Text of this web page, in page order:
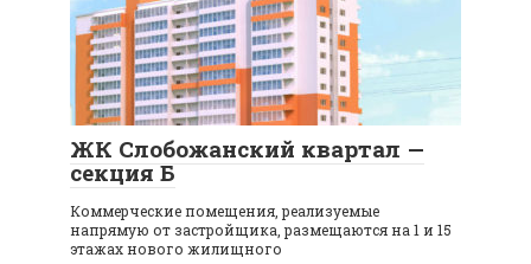
ЖК Слобожанский квартал —
секция Б
Коммерческие помещения, реализуемые
напрямую от застройщика, размещаются на 1 и 15
этажах нового жилищного